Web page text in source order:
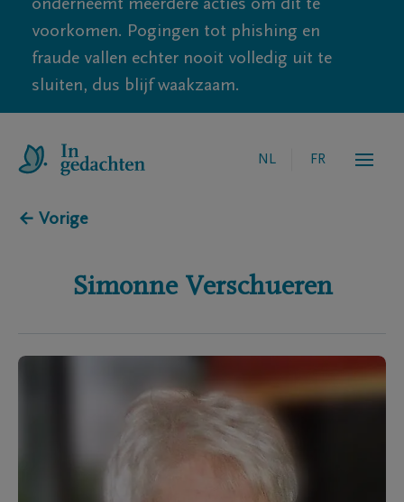
onderneemt meerdere acties om dit te
voorkomen. Pogingen tot phishing en
fraude vallen echter nooit volledig uit te
sluiten, dus blijf waakzaam.
NL FR
← Vorige
Simonne Verschueren